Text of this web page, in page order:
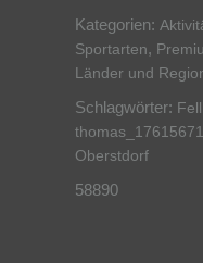
Kategorien:
Sportarten,
Länder und
Schlagwörter:
Oberstdorf
58890